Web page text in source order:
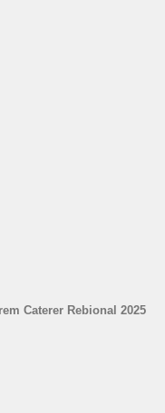
Caterer Rebional 2025